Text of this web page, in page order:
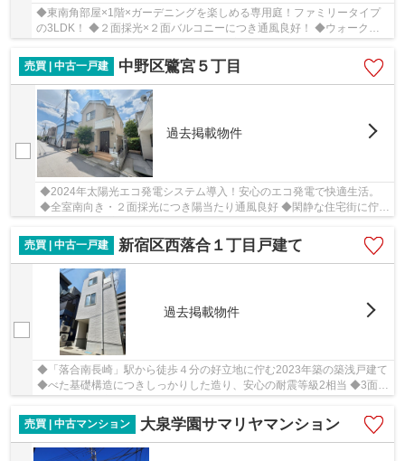
◆東南角部屋×1階×ガーデニングを楽しめる専用庭！ファミリータイプ
の3LDK！ ◆２面採光×２面バルコニーにつき通風良好！ ◆ウォークイ
ンクローゼット、クローゼット等収納豊富です♪
売買 | 中古一戸建
中野区鷺宮５丁目
過去掲載物件
◆2024年太陽光エコ発電システム導入！安心のエコ発電で快適生活。
◆全室南向き・２面採光につき陽当たり通風良好 ◆閑静な住宅街に佇む
売買 | 中古一戸建
新宿区西落合１丁目戸建て
過去掲載物件
◆「落合南長崎」駅から徒歩４分の好立地に佇む2023年築の築浅戸建て
◆べた基礎構造につきしっかりした造り、安心の耐震等級2相当 ◆3面採
売買 | 中古マンション
大泉学園サマリヤマンション